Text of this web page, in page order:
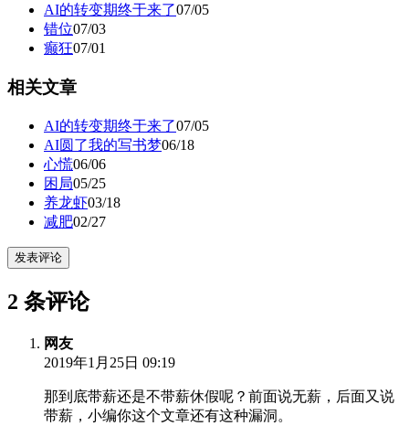
AI的转变期终于来了07/05
错位07/03
癫狂07/01
相关文章
AI的转变期终于来了07/05
AI圆了我的写书梦06/18
心慌06/06
困局05/25
养龙虾03/18
减肥02/27
发表评论
2 条评论
网友
2019年1月25日 09:19
那到底带薪还是不带薪休假呢？前面说无薪，后面又说
带薪，小编你这个文章还有这种漏洞。